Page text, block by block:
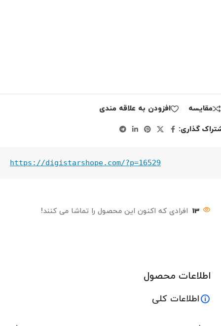
مقايسه
افزودن به علاقه مندی
گذاری:
https://digistarshope.com/?p=16529
13 افرادی که اکنون این محصول را تماشا می کنند!
اطلاعات محصول
اطلاعات کلی